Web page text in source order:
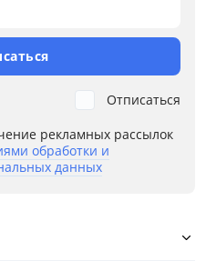
рекламных рассылок
обработки и
данных
Отписаться